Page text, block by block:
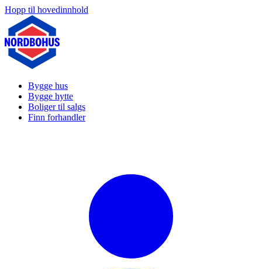
Hopp til hovedinnhold
Bygge hus
Bygge hytte
Boliger til salgs
Finn forhandler